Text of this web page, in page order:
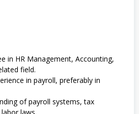
in HR Management, Accounting,
field.
in payroll, preferably in
of payroll systems, tax